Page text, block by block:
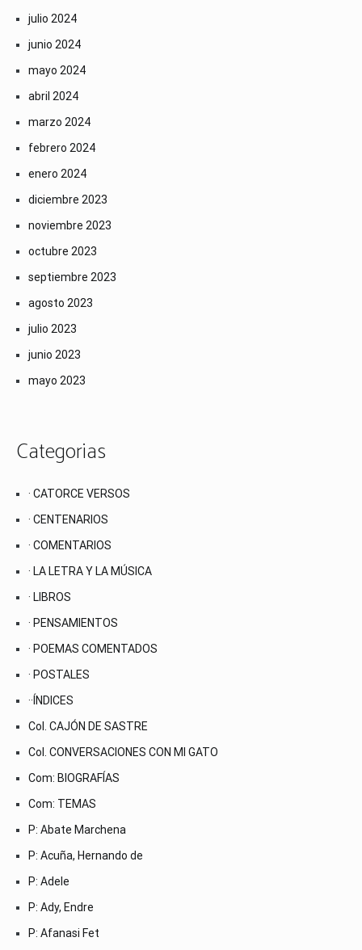
julio 2024
junio 2024
mayo 2024
abril 2024
marzo 2024
febrero 2024
enero 2024
diciembre 2023
noviembre 2023
octubre 2023
septiembre 2023
agosto 2023
julio 2023
junio 2023
mayo 2023
Categorias
· CATORCE VERSOS
· CENTENARIOS
· COMENTARIOS
· LA LETRA Y LA MÚSICA
· LIBROS
· PENSAMIENTOS
· POEMAS COMENTADOS
· POSTALES
··ÍNDICES
Col. CAJÓN DE SASTRE
Col. CONVERSACIONES CON MI GATO
Com: BIOGRAFÍAS
Com: TEMAS
P: Abate Marchena
P: Acuña, Hernando de
P: Adele
P: Ady, Endre
P: Afanasi Fet